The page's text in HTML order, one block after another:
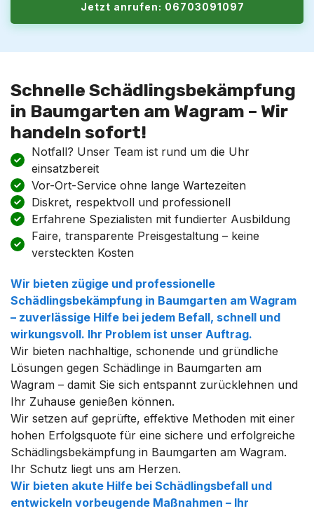
Jetzt anrufen: 06703091097
Schnelle Schädlingsbekämpfung
in Baumgarten am Wagram – Wir
handeln sofort!
Notfall? Unser Team ist rund um die Uhr
einsatzbereit
Vor-Ort-Service ohne lange Wartezeiten
Diskret, respektvoll und professionell
Erfahrene Spezialisten mit fundierter Ausbildung
Faire, transparente Preisgestaltung – keine
versteckten Kosten
Wir bieten zügige und professionelle
Schädlingsbekämpfung in Baumgarten am Wagram
– zuverlässige Hilfe bei jedem Befall, schnell und
wirkungsvoll. Ihr Problem ist unser Auftrag.
Wir bieten nachhaltige, schonende und gründliche
Lösungen gegen Schädlinge in Baumgarten am
Wagram – damit Sie sich entspannt zurücklehnen und
Ihr Zuhause genießen können.
Wir setzen auf geprüfte, effektive Methoden mit einer
hohen Erfolgsquote für eine sichere und erfolgreiche
Schädlingsbekämpfung in Baumgarten am Wagram.
Ihr Schutz liegt uns am Herzen.
Wir bieten akute Hilfe bei Schädlingsbefall und
entwickeln vorbeugende Maßnahmen – Ihr